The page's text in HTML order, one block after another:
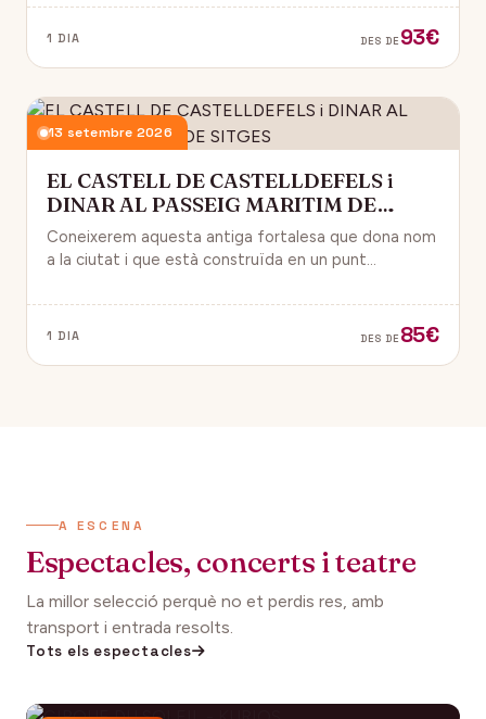
1 DIA DES DE 93€
13 setembre 2026
EL CASTELL DE CASTELLDEFELS i
DINAR AL PASSEIG MARITIM DE
SITGES
Coneixerem aquesta antiga fortalesa que dona nom
a la ciutat i que està construïda en un punt
1 DIA DES DE 85€
A ESCENA
Espectacles, concerts i teatre
La millor selecció perquè no et perdis res, amb
transport i entrada resolts.
Tots els espectacles